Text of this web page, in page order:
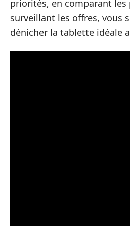
priorités, en comparant les
surveillant les offres, vous
dénicher la tablette idéale